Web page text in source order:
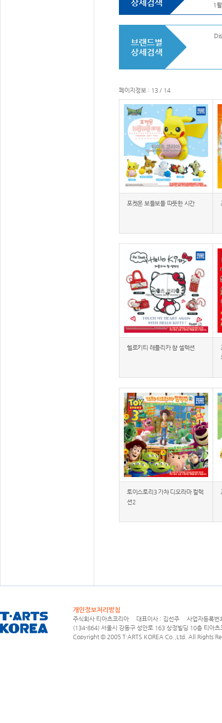
상세검색
1월
브랜드별
상세검색
페이지정보 : 13 / 14
포켓몬 보들보들 따뜻한 시간
헬로키티 레플리카 챰 셀렉션
토이스토리3 가챠 디오라마 컬렉
션2
개인정보처리방침
주식회사 티아츠코리아 대표이사 : 김선주 사업자등록
(134-864) 서울시 강동구 성안로 163 상정빌딩 10층
Copyright © 2005 T·ARTS KOREA Co.,Ltd. All Rights